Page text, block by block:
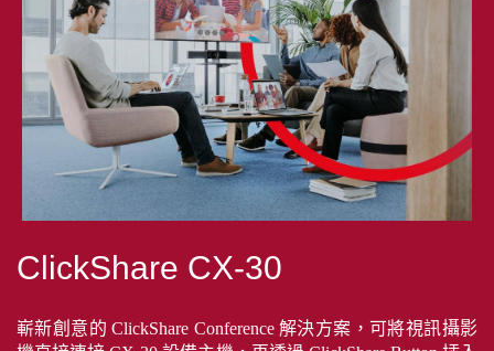
ClickShare CX-30
嶄新創意的 ClickShare Conference 解決方案，可將視訊攝影